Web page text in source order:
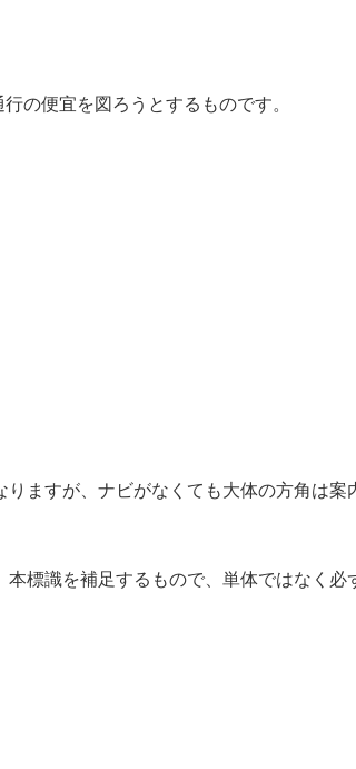
の便宜を図ろうとするものです。
ますが、ナビがなくても大体の方角は案
標識を補足するもので、単体ではなく必